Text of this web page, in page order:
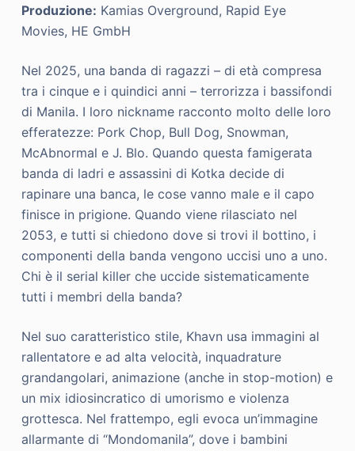
Produzione: Kamias Overground, Rapid Eye
Movies, HE GmbH
Nel 2025, una banda di ragazzi – di età compresa
tra i cinque e i quindici anni – terrorizza i bassifondi
di Manila. I loro nickname racconto molto delle loro
efferatezze: Pork Chop, Bull Dog, Snowman,
McAbnormal e J. Blo. Quando questa famigerata
banda di ladri e assassini di Kotka decide di
rapinare una banca, le cose vanno male e il capo
finisce in prigione. Quando viene rilasciato nel
2053, e tutti si chiedono dove si trovi il bottino, i
componenti della banda vengono uccisi uno a uno.
Chi è il serial killer che uccide sistematicamente
tutti i membri della banda?
Nel suo caratteristico stile, Khavn usa immagini al
rallentatore e ad alta velocità, inquadrature
grandangolari, animazione (anche in stop-motion) e
un mix idiosincratico di umorismo e violenza
grottesca. Nel frattempo, egli evoca un’immagine
allarmante di “Mondomanila”, dove i bambini